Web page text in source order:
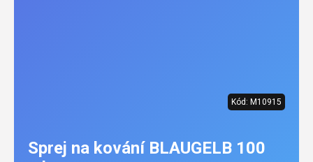
Kód: M10915
Sprej na kování BLAUGELB 100